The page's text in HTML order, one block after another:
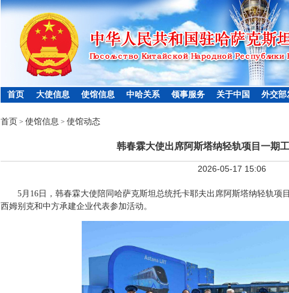
首页 大使信息 使馆信息 中哈关系 领事服务 关于中国 外交部
首页 > 使馆信息 > 使馆动态
韩春霖大使出席阿斯塔纳轻轨项目一期
2026-05-17 15:06
5月16日，韩春霖大使陪同哈萨克斯坦总统托卡耶夫出席阿斯塔纳轻轨项
西姆别克和中方承建企业代表参加活动。